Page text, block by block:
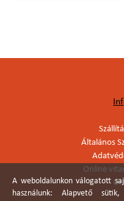
Általános
Online
A weboldalunkon válogatott
használunk: Alapvető